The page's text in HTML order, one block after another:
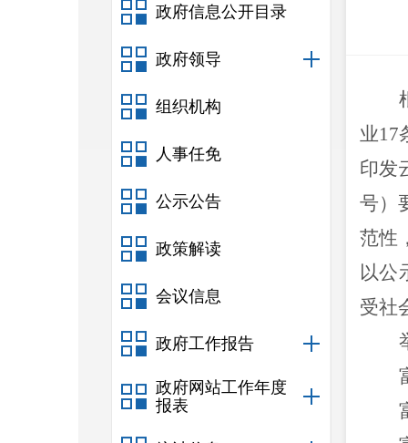
政府信息公开目录
政府领导
组织机构
人事任免
公示公告
政策解读
会议信息
政府工作报告
政府网站工作年度
报表
业17
印发
号）
范性
以公
受社